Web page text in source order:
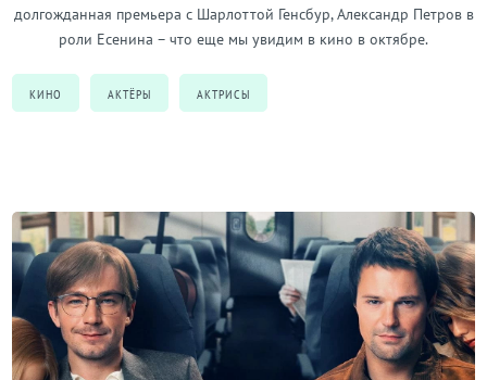
долгожданная премьера с Шарлоттой Генсбур, Александр Петров в
роли Есенина – что еще мы увидим в кино в октябре.
КИНО АКТЁРЫ АКТРИСЫ